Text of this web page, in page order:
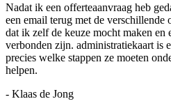
Nadat ik een offerteaanvraag heb
een email terug met de
dat ik zelf de keuze mocht maken en
verbonden zijn. administratiekaart is
precies welke stappen ze moeten
helpen.
- Klaas de Jong